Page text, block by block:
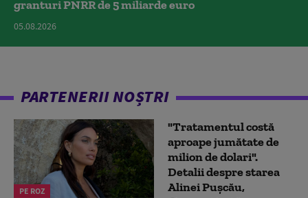
granturi PNRR de 5 miliarde euro
05.08.2026
PARTENERII NOȘTRI
PE ROZ
"Tratamentul costă
aproape jumătate de
milion de dolari".
Detalii despre starea
Alinei Pușcău,